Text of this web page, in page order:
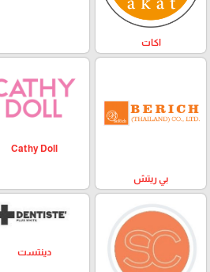
اكات
بي ريتش
Cathy Doll
دينتست